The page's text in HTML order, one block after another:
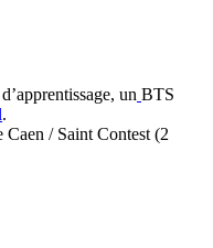
un BTS
.
Caen / Saint Contest (2